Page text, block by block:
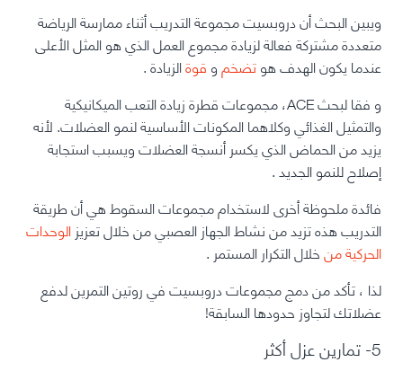
ويبين البحث أن دروبسيت مجموعة التدريب أثناء ممارسة الرياضة
متعددة مشتركة فعالة لزيادة مجموع العمل الذي هو المثل الأعلى
عندما يكون الهدف هوتضخموقوةالزيادة.
و
فقا لبحث ACE، مجموعات قطرة زيادة التعب الميكانيكية
والتمثيل الغذائي وكلاهما المكونات الأساسية لنمو العضلات. لأنه
يزيد من الحماض الذي يكسر أنسجة العضلات ويسبب استجابة
إصلاح للنمو الجديد.
فائدة ملحوظة أخرى لاستخدام مجموعات السقوط هي أن طريقة
التدريب هذهتزيد من نشاط الجهاز العصبي من خلال تعزيزالوحدات
الحركية منخلال التكرار المستمر .
لذا ، تأكد من دمج مجموعاتدروبسيتفي روتين التمرين لدفع
عضلاتك لتجاوز حدودها السابقة!
5- تمارين عزل أكثر